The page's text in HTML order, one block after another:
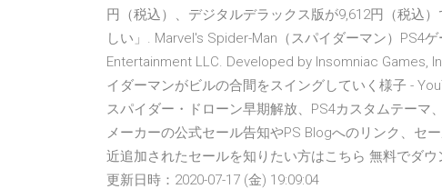
円（税込）、デジタルデラックス版が9,612円（税込
しい」. Marvel's Spider-Man（スパイダーマン）PS4
Entertainment LLC. Developed by Insomniac Games,
イダーマンがビルの合間をスイングしていく様子 -
スパイダー・ドローン早期解放、PS4カスタムテーマ
メーカーの公式セール告知やPS Blogへのリンク、セ
近追加されたセールを知りたい方はこちら 無料でダ
更新日時：2020-07-17 (金) 19:09:04